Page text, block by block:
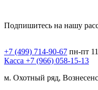
Подпишитесь на нашу
+7 (499) 714-90-67 пн-пт
Касса +7 (966) 058-15-13
м. Охотный ряд,